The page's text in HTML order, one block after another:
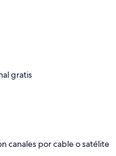
gratis
canales por cable o satélite